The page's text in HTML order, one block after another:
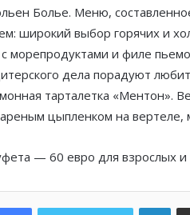
Болье. Меню,
широкий выбор горячих и
морепродуктами и филе
дела порадуют
тарталетка «Ментон».
цыпленком на
— 60 евро для взрослых